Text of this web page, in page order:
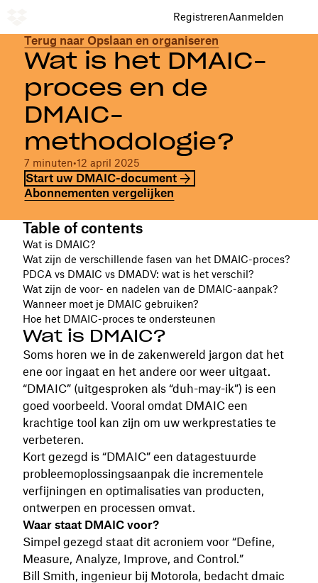
RegistrerenAanmelden
Terug naar Opslaan en organiseren
Wat is het DMAIC-
proces en de
DMAIC-
methodologie?
7 minuten•12 april 2025
Start uw DMAIC-document
Abonnementen vergelijken
Table of contents
Wat is DMAIC?
Wat zijn de verschillende fasen van het DMAIC-proces?
PDCA vs DMAIC vs DMADV: wat is het verschil?
Wat zijn de voor- en nadelen van de DMAIC-aanpak?
Wanneer moet je DMAIC gebruiken?
Hoe het DMAIC-proces te ondersteunen
Wat is DMAIC?
Soms horen we in de zakenwereld jargon dat het
ene oor ingaat en het andere oor weer uitgaat.
“DMAIC” (uitgesproken als “duh-may-ik”) is een
goed voorbeeld. Vooral omdat DMAIC een
krachtige tool kan zijn om uw werkprestaties te
verbeteren.
Kort gezegd is “DMAIC” een datagestuurde
probleemoplossingsaanpak die incrementele
verfijningen en optimalisaties van producten,
ontwerpen en processen omvat.
Waar staat DMAIC voor?
Simpel gezegd staat dit acroniem voor “Define,
Measure, Analyze, Improve, and Control.”
Bill Smith, ingenieur bij Motorola, bedacht dmaic